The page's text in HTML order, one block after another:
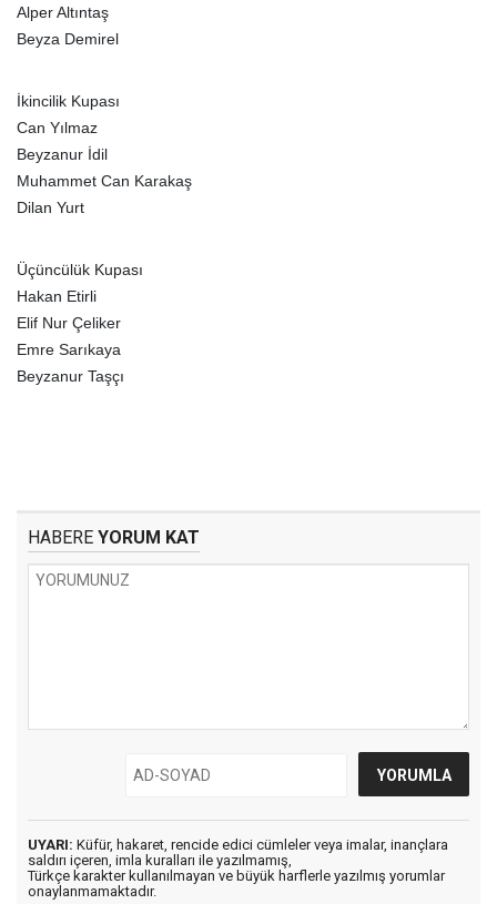
Alper Altıntaş
Beyza Demirel
İkincilik Kupası
Can Yılmaz
Beyzanur İdil
Muhammet Can Karakaş
Dilan Yurt
Üçüncülük Kupası
Hakan Etirli
Elif Nur Çeliker
Emre Sarıkaya
Beyzanur Taşçı
HABERE YORUM KAT
UYARI: Küfür, hakaret, rencide edici cümleler veya imalar, inançlara
saldırı içeren, imla kuralları ile yazılmamış,
Türkçe karakter kullanılmayan ve büyük harflerle yazılmış yorumlar
onaylanmamaktadır.